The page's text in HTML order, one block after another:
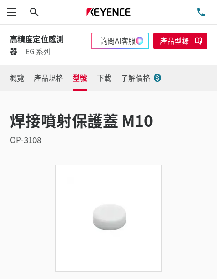
功能表
高精度定位感測
器
EG 系列
詢問AI客服 產品型錄
概覽 產品規格 型號 下載 了解價格
焊接噴射保護蓋 M10
OP-3108